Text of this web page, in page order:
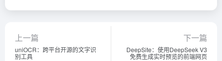
上一篇
uniOCR：跨平台开源的文字识
别工具
下一篇
DeepSite：使用DeepSeek V3
免费生成实时预览的前端网页